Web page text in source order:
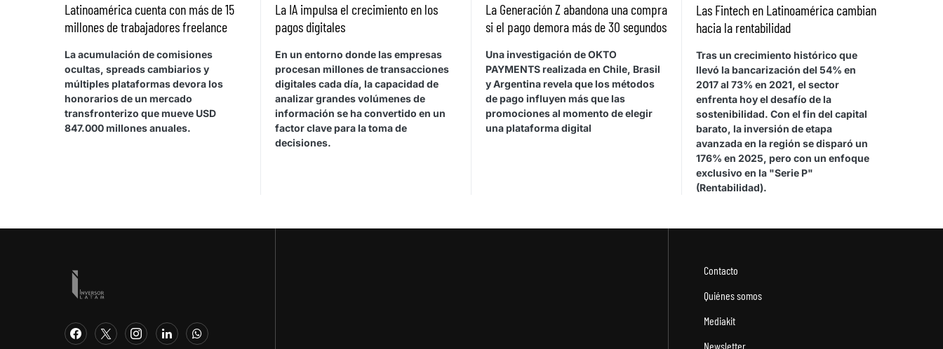
Latinoamérica cuenta con más de 15
millones de trabajadores freelance
La acumulación de comisiones
ocultas, spreads cambiarios y
múltiples plataformas devora los
honorarios de un mercado
transfronterizo que mueve USD
847.000 millones anuales.
La IA impulsa el crecimiento en los
pagos digitales
En un entorno donde las empresas
procesan millones de transacciones
digitales cada día, la capacidad de
analizar grandes volúmenes de
información se ha convertido en un
factor clave para la toma de
decisiones.
La Generación Z abandona una compra
si el pago demora más de 30 segundos
Una investigación de OKTO
PAYMENTS realizada en Chile, Brasil
y Argentina revela que los métodos
de pago influyen más que las
promociones al momento de elegir
una plataforma digital
Las Fintech en Latinoamérica cambian
hacia la rentabilidad
Tras un crecimiento histórico que
llevó la bancarización del 54% en
2017 al 73% en 2021, el sector
enfrenta hoy el desafío de la
sostenibilidad. Con el fin del capital
barato, la inversión de etapa
avanzada en la región se disparó un
176% en 2025, pero con un enfoque
exclusivo en la "Serie P"
(Rentabilidad).
Contacto
Quiénes somos
Mediakit
Newsletter